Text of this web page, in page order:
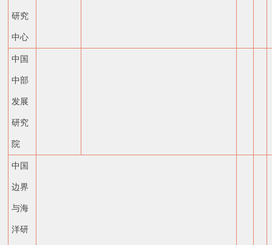
研究
中心
中国
中部
发展
研究
院
中国
边界
与海
洋研